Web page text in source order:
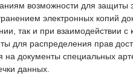
возможности для защиты
электронных копий
так и при взаимодействии
для распределения прав
на документы специальных
данных.